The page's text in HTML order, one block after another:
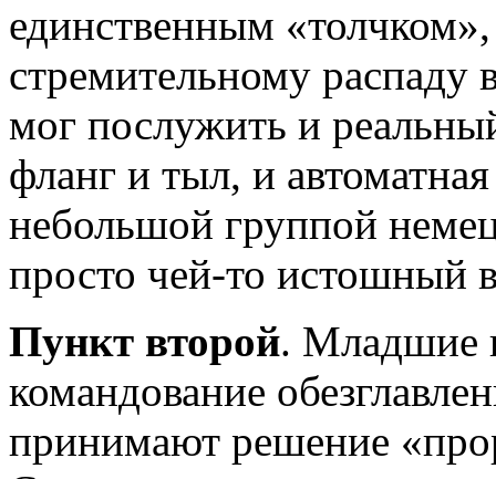
единственным
стремительному распаду
мог послужить и
фланг и тыл, и
небольшой группой
просто чей-то истошный
Пункт второй. Младшие
командование
принимают решение